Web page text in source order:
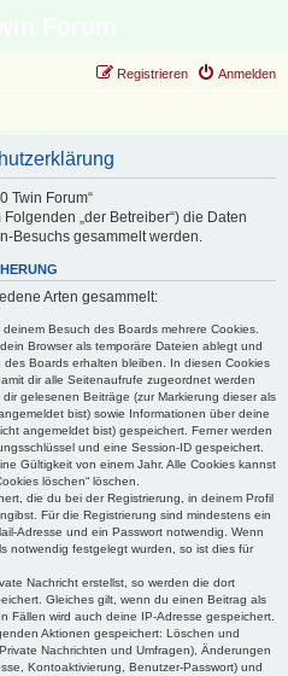
Anmelden
Registrieren
Twin Forum“
„der Betreiber“) die Daten
Besuchs gesammelt werden.
Arten gesammelt:
Besuch des Boards mehrere Cookies.
Browser als temporäre Dateien ablegt und
Boards erhalten bleiben. In diesen Cookies
dir alle Seitenaufrufe zugeordnet werden
gelesenen Beiträge (zur Markierung dieser als
bist) sowie Informationen über deine
angemeldet bist) gespeichert. Ferner werden
und eine Session-ID gespeichert.
Gültigkeit von einem Jahr. Alle Cookies kannst
löschen“ löschen.
die du bei der Registrierung, in deinem Profil
Für die Registrierung sind mindestens ein
Adresse und ein Passwort notwendig. Wenn
notwendig festgelegt wurden, so ist dies für
Nachricht erstellst, so werden die dort
Gleiches gilt, wenn du einen Beitrag als
Fällen wird auch deine IP-Adresse gespeichert.
Aktionen gespeichert: Löschen und
Nachrichten und Umfragen), Änderungen
Kontoaktivierung, Benutzer-Passwort) und